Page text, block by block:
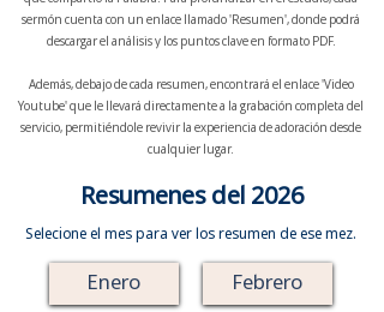
sermón cuenta con un enlace llamado 'Resumen', donde podrá
descargar el análisis y los puntos clave en formato PDF.
Además, debajo de cada resumen, encontrará el enlace 'Video
Youtube' que le llevará directamente a la grabación completa del
servicio, permitiéndole revivir la experiencia de adoración desde
cualquier lugar.
Resumenes del 2026
Selecione el mes para ver los resumen de ese mez.
Enero Febrero